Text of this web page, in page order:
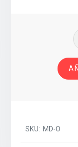
SKU: MD-O